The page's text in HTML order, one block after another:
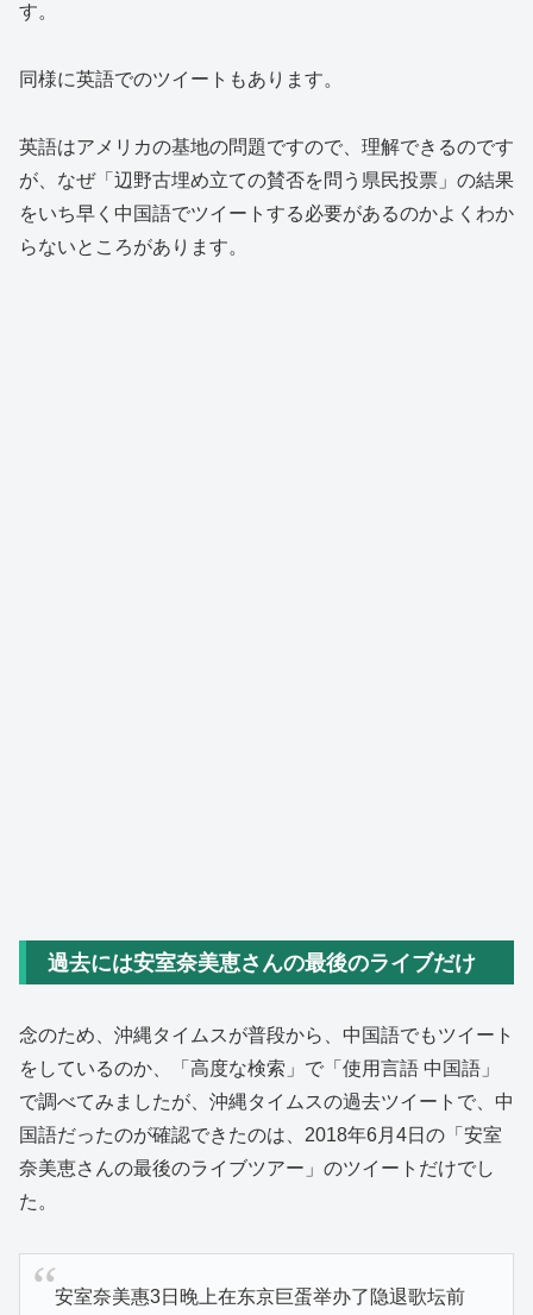
す。
同様に英語でのツイートもあります。
英語はアメリカの基地の問題ですので、理解できるのです
が、なぜ「辺野古埋め立ての賛否を問う県民投票」の結果
をいち早く中国語でツイートする必要があるのかよくわか
らないところがあります。
過去には安室奈美恵さんの最後のライブだけ
念のため、沖縄タイムスが普段から、中国語でもツイート
をしているのか、「高度な検索」で「使用言語 中国語」
で調べてみましたが、沖縄タイムスの過去ツイートで、中
国語だったのが確認できたのは、2018年6月4日の「安室
奈美恵さんの最後のライブツアー」のツイートだけでし
た。
安室奈美惠3日晚上在东京巨蛋举办了隐退歌坛前